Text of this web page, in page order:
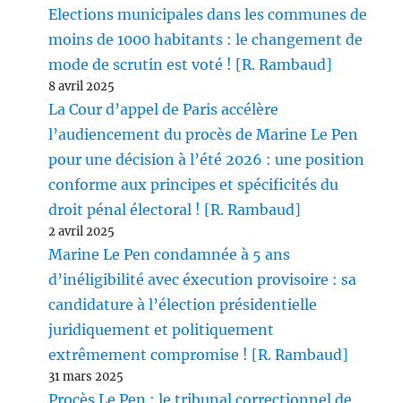
Elections municipales dans les communes de
moins de 1000 habitants : le changement de
mode de scrutin est voté ! [R. Rambaud]
8 avril 2025
La Cour d’appel de Paris accélère
l’audiencement du procès de Marine Le Pen
pour une décision à l’été 2026 : une position
conforme aux principes et spécificités du
droit pénal électoral ! [R. Rambaud]
2 avril 2025
Marine Le Pen condamnée à 5 ans
d’inéligibilité avec éxecution provisoire : sa
candidature à l’élection présidentielle
juridiquement et politiquement
extrêmement compromise ! [R. Rambaud]
31 mars 2025